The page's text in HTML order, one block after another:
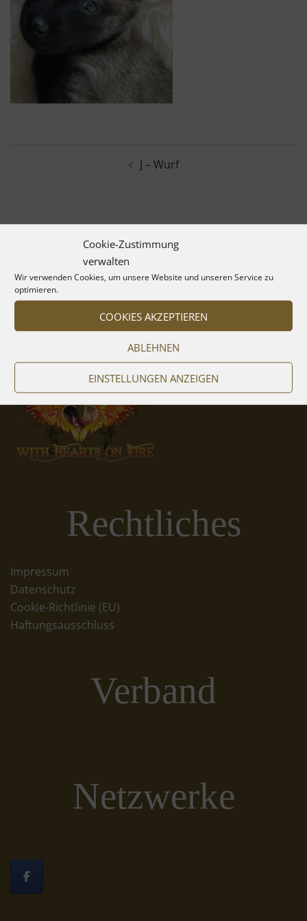
Cookie-Zustimmung
verwalten
Wir verwenden Cookies, um unsere Website und unseren Service zu
optimieren.
COOKIES AKZEPTIEREN
ABLEHNEN
EINSTELLUNGEN ANZEIGEN
J – Wurf
Rechtliches
Impressum
Datenschutz
Cookie-Richtlinie (EU)
Haftungsausschluss
Verband
Netzwerke